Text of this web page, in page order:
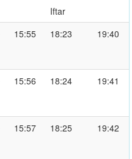
Iftar
15:55 18:23 19:40
15:56 18:24 19:41
15:57 18:25 19:42